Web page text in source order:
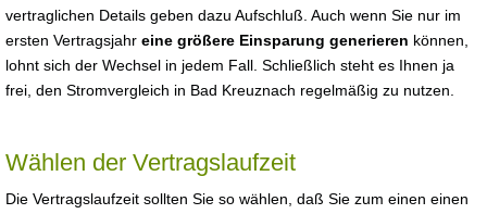
vertraglichen Details geben dazu Aufschluß. Auch wenn Sie nur im
ersten Vertragsjahr eine größere Einsparung generieren können,
lohnt sich der Wechsel in jedem Fall. Schließlich steht es Ihnen ja
frei, den Stromvergleich in Bad Kreuznach regelmäßig zu nutzen.
Wählen der Vertragslaufzeit
Die Vertragslaufzeit sollten Sie so wählen, daß Sie zum einen einen